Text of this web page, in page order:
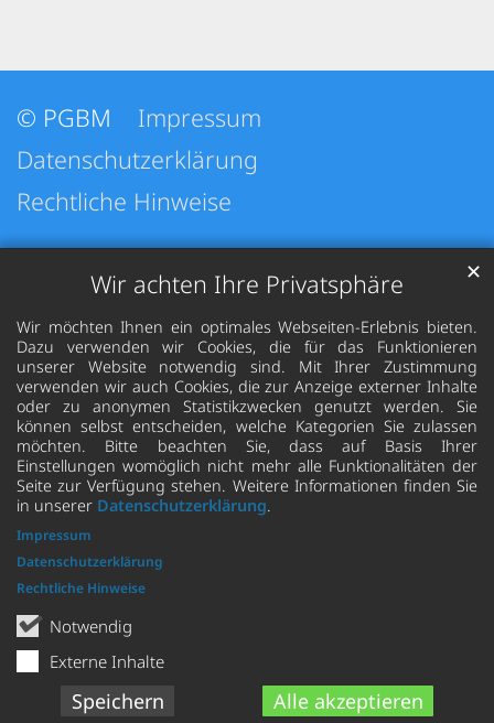
Wir achten Ihre Privatsphäre
Wir möchten Ihnen ein optimales Webseiten-Erlebnis bieten.
Dazu verwenden wir Cookies, die für das Funktionieren
unserer Website notwendig sind. Mit Ihrer Zustimmung
verwenden wir auch Cookies, die zur Anzeige externer Inhalte
oder zu anonymen Statistikzwecken genutzt werden. Sie
können selbst entscheiden, welche Kategorien Sie zulassen
möchten. Bitte beachten Sie, dass auf Basis Ihrer
Einstellungen womöglich nicht mehr alle Funktionalitäten der
Seite zur Verfügung stehen. Weitere Informationen finden Sie
in unserer Datenschutzerklärung.
Notwendig
Externe Inhalte
Speichern Alle akzeptieren
✕
Impressum
Datenschutzerklärung
Rechtliche Hinweise
© PGBM
Impressum
Datenschutzerklärung
Rechtliche Hinweise